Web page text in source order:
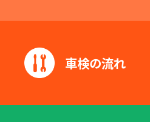
車検の流れ